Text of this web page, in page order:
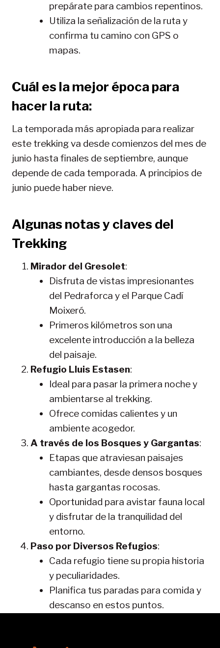
prepárate para cambios repentinos.
Utiliza la señalización de la ruta y
confirma tu camino con GPS o
mapas.
Cuál es la mejor época para
hacer la ruta:
La temporada más apropiada para realizar
este trekking va desde comienzos del mes de
junio hasta finales de septiembre, aunque
depende de cada temporada. A principios de
junio puede haber nieve.
Algunas notas y claves del
Trekking
Mirador del Gresolet:
Disfruta de vistas impresionantes
del Pedraforca y el Parque Cadí
Moixeró.
Primeros kilómetros son una
excelente introducción a la belleza
del paisaje.
Refugio Lluis Estasen:
Ideal para pasar la primera noche y
ambientarse al trekking.
Ofrece comidas calientes y un
ambiente acogedor.
A través de los Bosques y Gargantas:
Etapas que atraviesan paisajes
cambiantes, desde densos bosques
hasta gargantas rocosas.
Oportunidad para avistar fauna local
y disfrutar de la tranquilidad del
entorno.
Paso por Diversos Refugios:
Cada refugio tiene su propia historia
y peculiaridades.
Planifica tus paradas para comida y
descanso en estos puntos.